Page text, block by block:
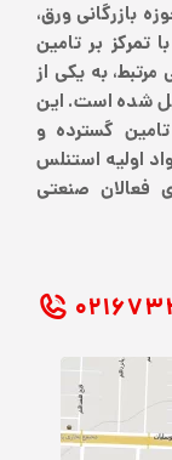
را در حوزه بازرگانی ورق،
تمرکز بر تامین
به یکی از
شده است. این
گسترده و
اولیه استنلس
فعالان صنعتی